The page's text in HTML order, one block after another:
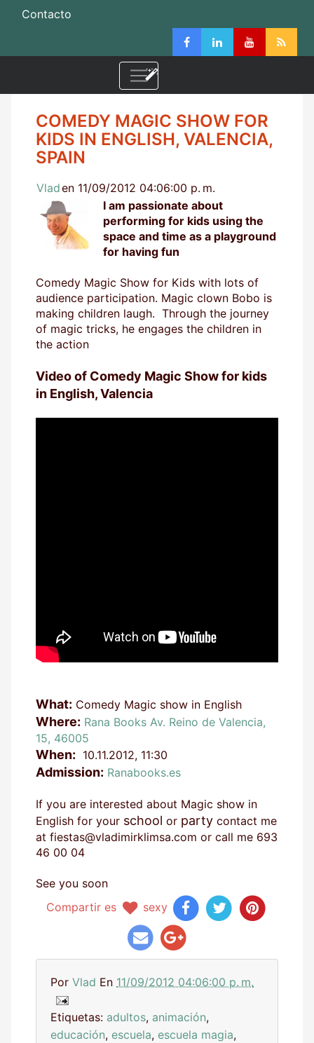
Contacto
COMEDY MAGIC SHOW FOR
KIDS IN ENGLISH, VALENCIA,
SPAIN
Vladen 11/09/2012 04:06:00 p. m.
I am passionate about
performing for kids using the
space and time as a playground
for having fun
Comedy Magic Show for Kids with lots of
audience participation. Magic clown Bobo is
making children laugh. Through the journey
of magic tricks, he engages the children in
the action
Video of Comedy Magic Show for kids
in English, Valencia
What: Comedy Magic show in English
Where: Rana Books Av. Reino de Valencia,
15, 46005
When: 10.11.2012, 11:30
Admission: Ranabooks.es
If you are interested about Magic show in
English for your school or party contact me
at fiestas@vladimirklimsa.com or call me 693
46 00 04
See you soon
Compartir es
sexy
Por Vlad En 11/09/2012 04:06:00 p. m.
Etiquetas: adultos, animación,
educación, escuela, escuela magia,